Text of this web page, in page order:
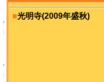
■光明寺(2009年盛秋)